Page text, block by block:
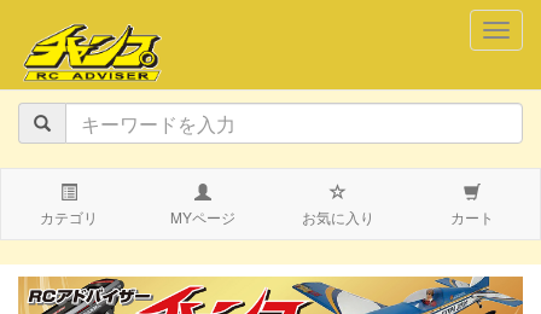
カテゴリ MYページ お気に入り カート